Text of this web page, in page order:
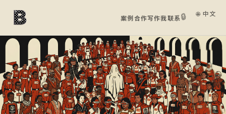
案例 合作写作我联系 🔒 🌐 中文